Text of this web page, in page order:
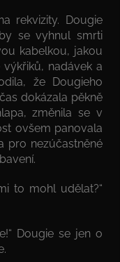
rekvizity. Dougie
se vyhnul smrti
kabelkou, jakou
nadávek a
že Dougieho
dokázala pěkně
změnila se v
ovšem panovala
pro nezúčastněné
to mohl udělat?“
Dougie se jen o